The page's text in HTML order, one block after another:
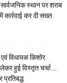
सार्वजनिक स्थान पर शराब
कार्रवाई कर दी सख्त
विधायक किशोर
हुई विस्तृत चर्चा …